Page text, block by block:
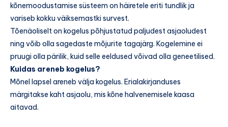
kõnemoodustamise süsteem on häiretele eriti tundlik ja
variseb kokku väiksemastki survest.
Tõenäoliselt on kogelus põhjustatud paljudest asjaoludest
ning võib olla sagedaste mõjurite tagajärg. Kogelemine ei
pruugi olla pärilik, kuid selle eeldused võivad olla geneetilised.
Kuidas areneb kogelus?
Mõnel lapsel areneb välja kogelus. Erialakirjanduses
märgitakse kaht asjaolu, mis kõne halvenemisele kaasa
aitavad.